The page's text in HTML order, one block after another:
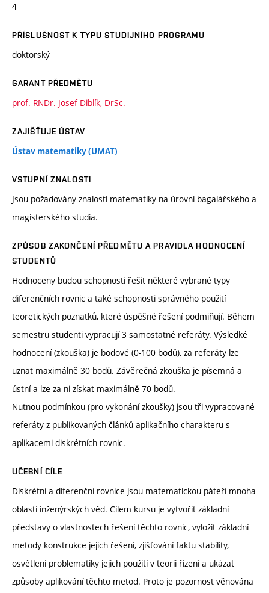
4
PŘÍSLUŠNOST K TYPU STUDIJNÍHO PROGRAMU
doktorský
GARANT PŘEDMĚTU
prof. RNDr. Josef Diblík, DrSc.
ZAJIŠŤUJE ÚSTAV
Ústav matematiky (UMAT)
VSTUPNÍ ZNALOSTI
Jsou požadovány znalosti matematiky na úrovni bagalářského a
magisterského studia.
ZPŮSOB ZAKONČENÍ PŘEDMĚTU A PRAVIDLA HODNOCENÍ
STUDENTŮ
Hodnoceny budou schopnosti řešit některé vybrané typy
diferenčních rovnic a také schopnosti správného použití
teoretických poznatků, které úspěšné řešení podmiňují. Během
semestru studenti vypracují 3 samostatné referáty. Výsledké
hodnocení (zkouška) je bodové (0-100 bodů), za referáty lze
uznat maximálně 30 bodů. Závěrečná zkouška je písemná a
ústní a lze za ni získat maximálně 70 bodů.
Nutnou podmínkou (pro vykonání zkoušky) jsou tři vypracované
referáty z publikovaných článků aplikačního charakteru s
aplikacemi diskrétních rovnic.
UČEBNÍ CÍLE
Diskrétní a diferenční rovnice jsou matematickou páteří mnoha
oblastí inženýrských věd. Cílem kursu je vytvořit základní
představy o vlastnostech řešení těchto rovnic, vyložit základní
metody konstrukce jejich řešení, zjišťování faktu stability,
osvětlení problematiky jejich použití v teorii řízení a ukázat
způsoby aplikování těchto metod. Proto je pozornost věnována